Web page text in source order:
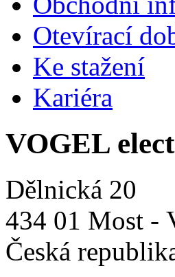
Otevírací
Ke stažení
Kariéra
VOGEL
Dělnická 20
434 01 Most -
Česká